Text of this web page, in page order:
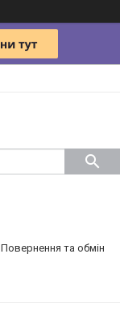
Повернення та обмін